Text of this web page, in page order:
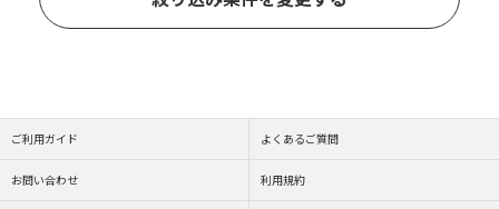
ご利用ガイド よくあるご質問
お問い合わせ 利用規約